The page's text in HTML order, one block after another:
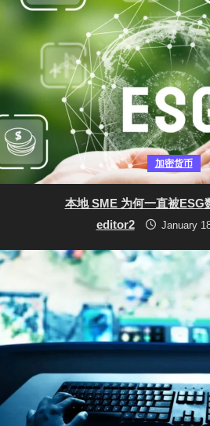
加密货币
本地 SME 为何一直被ESG
editor2
January